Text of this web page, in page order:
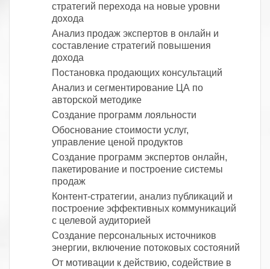
стратегий перехода на новые уровни
дохода
Анализ продаж экспертов в онлайн и
составление стратегий повышения
дохода
Постановка продающих консультаций
Анализ и сегментирование ЦА по
авторской методике
Создание программ лояльности
Обоснование стоимости услуг,
управление ценой продуктов
Создание программ экспертов онлайн,
пакетирование и построение системы
продаж
Контент-стратегии, анализ публикаций и
построение эффективных коммуникаций
с целевой аудиторией
Создание персональных источников
энергии, включение потоковых состояний
От мотивации к действию, содействие в